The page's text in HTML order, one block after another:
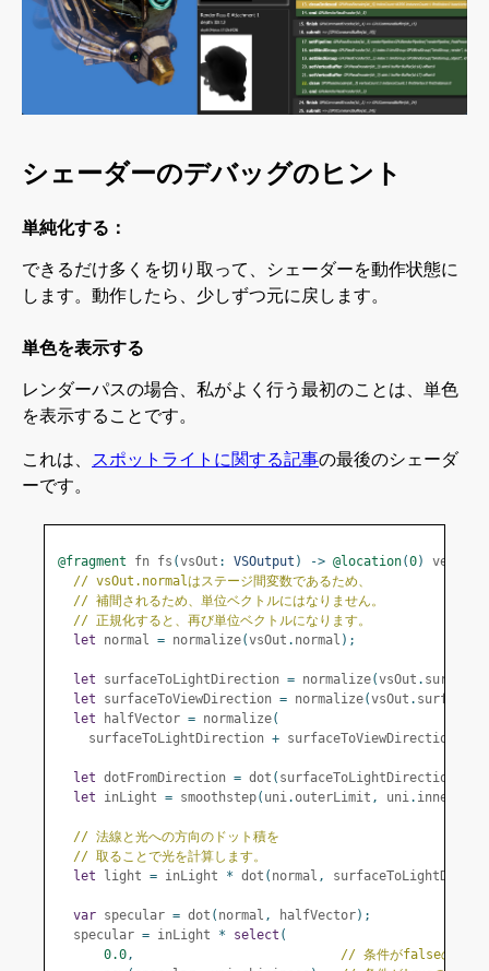
シェーダーのデバッグのヒント
単純化する：
できるだけ多くを切り取って、シェーダーを動作状態に
します。動作したら、少しずつ元に戻します。
単色を表示する
レンダーパスの場合、私がよく行う最初のことは、単色
を表示することです。
これは、 スポットライトに関する記事の最後のシェーダ
ーです。
@fragment fn fs (vsOut : VSOutput ) -> @location(0) vec4f
// vsOut.normalはステージ間変数であるため、
// 補間されるため、単位ベクトルにはなりません。
// 正規化すると、再び単位ベクトルになります。
let normal = normalize(vsOut . normal );
let surfaceToLightDirection = normalize(vsOut .
let surfaceToViewDirection = normalize(vsOut .
let halfVector = normalize(
    surfaceToLightDirection
+ surfaceToViewDirection
let dotFromDirection = dot ( surfaceToLightDirection
let inLight = smoothstep( uni .outerLimit , uni .
// 法線と光への方向のドット積を
// 取ることで光を計算します。
let light = inLight * dot ( normal ,
var specular = dot ( normal , halfVector);
  specular
= inLight * select (
0.0 ,
// 条件がfalseの場合